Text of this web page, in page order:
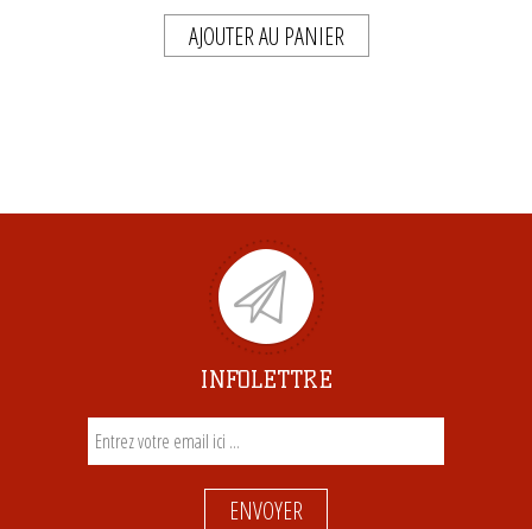
AJOUTER AU PANIER
INFOLETTRE
ENVOYER